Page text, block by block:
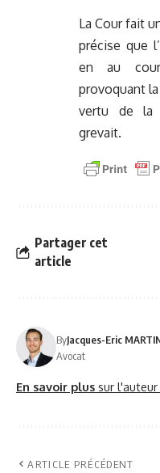
La Cour fait
précise que
en au
provoquant
vertu de la
grevait.
Partager cet
article
ByJacques-Eric
Avocat
En savoir plus sur
ARTICLE PRÉCÉDENT